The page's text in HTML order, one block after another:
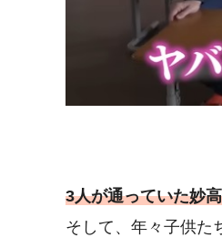
3人が通っていた妙
そして、年々子供た